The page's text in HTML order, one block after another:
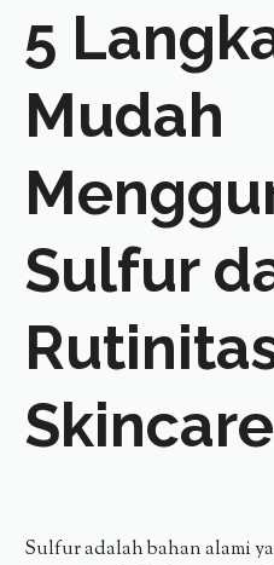
5
Mudah
Sulfur
Sulfur adalah bahan alami